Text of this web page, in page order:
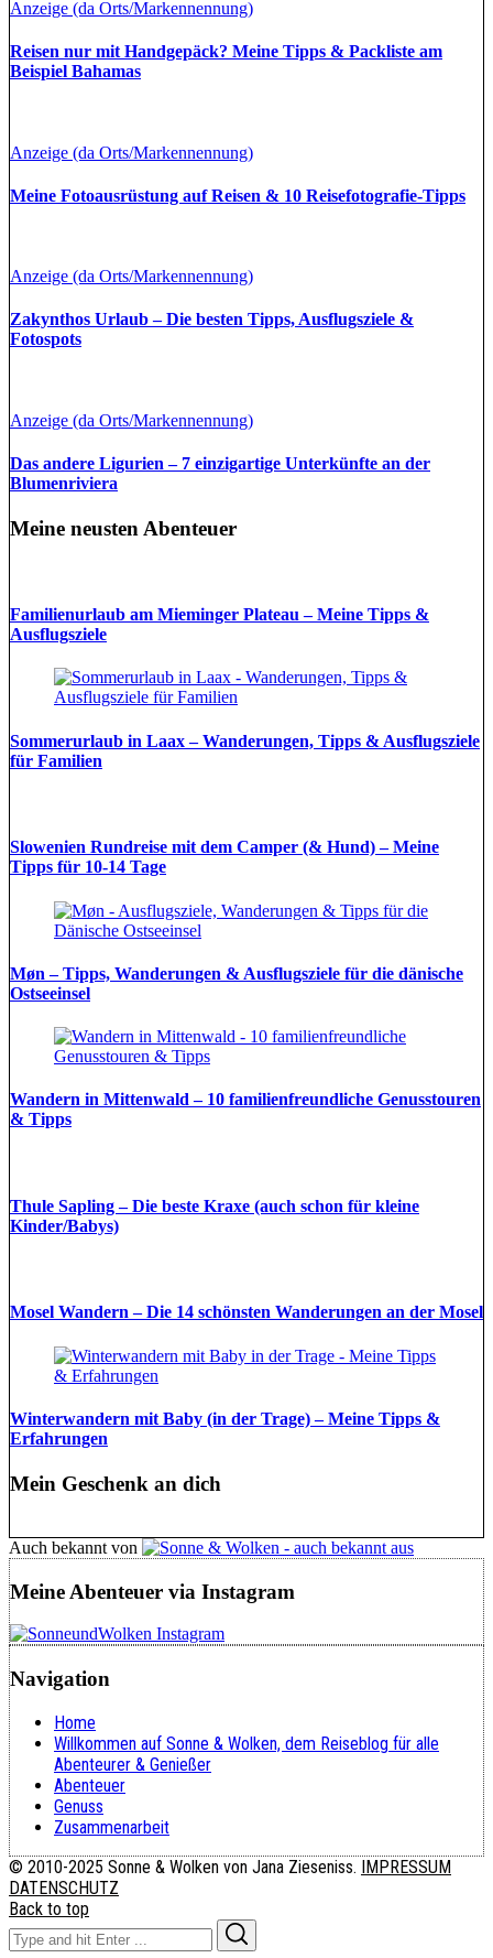
Anzeige (da Orts/Markennennung)
Reisen nur mit Handgepäck? Meine Tipps & Packliste am
Beispiel Bahamas
Anzeige (da Orts/Markennennung)
Meine Fotoausrüstung auf Reisen & 10 Reisefotografie-Tipps
Anzeige (da Orts/Markennennung)
Zakynthos Urlaub – Die besten Tipps, Ausflugsziele &
Fotospots
Anzeige (da Orts/Markennennung)
Das andere Ligurien – 7 einzigartige Unterkünfte an der
Blumenriviera
Meine neusten Abenteuer
Familienurlaub am Mieminger Plateau – Meine Tipps &
Ausflugsziele
Sommerurlaub in Laax – Wanderungen, Tipps & Ausflugsziele
für Familien
Slowenien Rundreise mit dem Camper (& Hund) – Meine
Tipps für 10-14 Tage
Møn – Tipps, Wanderungen & Ausflugsziele für die dänische
Ostseeinsel
Wandern in Mittenwald – 10 familienfreundliche Genusstouren
& Tipps
Thule Sapling – Die beste Kraxe (auch schon für kleine
Kinder/Babys)
Mosel Wandern – Die 14 schönsten Wanderungen an der Mosel
Winterwandern mit Baby (in der Trage) – Meine Tipps &
Erfahrungen
Mein Geschenk an dich
Auch bekannt von
Meine Abenteuer via Instagram
Navigation
Home
Willkommen auf Sonne & Wolken, dem Reiseblog für alle
Abenteurer & Genießer
Abenteuer
Genuss
Zusammenarbeit
© 2010-2025 Sonne & Wolken von Jana Zieseniss. IMPRESSUM
DATENSCHUTZ
Back to top
Search
for: